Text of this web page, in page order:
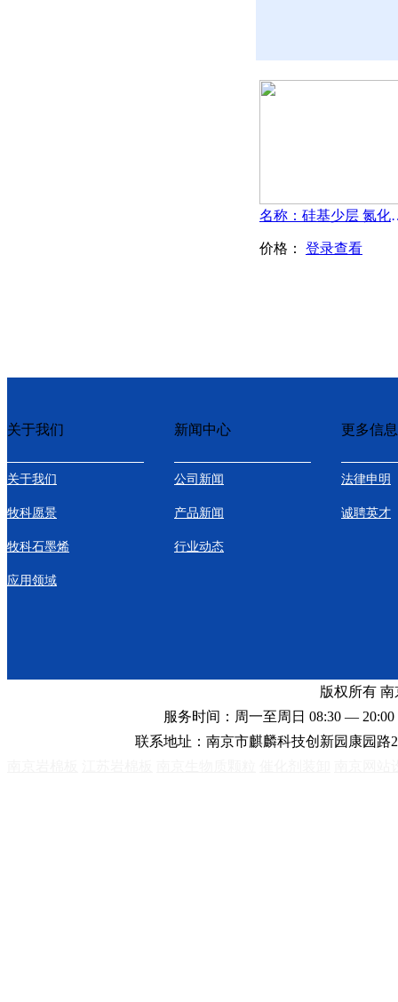
名称：硅
价格： 登录查看
关于我们 新闻中心 更多信息
关于我们
牧科愿景
牧科石墨烯
应用领域
公司新闻
产品新闻
行业动态
法律申明
诚聘英才
版权所有
服务时间：周一至周日 08:30 —
联系地址：南京市麒麟科技创新园康园